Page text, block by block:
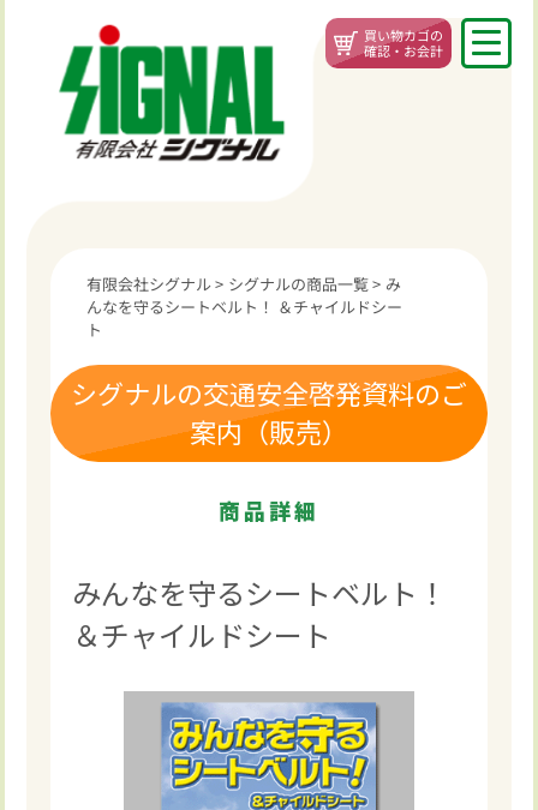
有限会社シグナル> シグナルの商品一覧> み
んなを守るシートベルト！ ＆チャイルドシー
ト
買い物カゴの
確認・お会計
シグナルの交通安全啓発資料のご
案内（販売）
商品詳細
みんなを守るシートベルト！
＆チャイルドシート